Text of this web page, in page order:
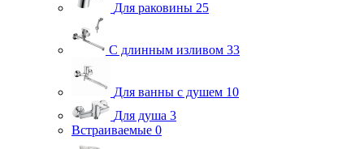
Для раковины 25
С длинным изливом 33
Для ванны с душем 10
Для душа 3
Встраиваемые 0